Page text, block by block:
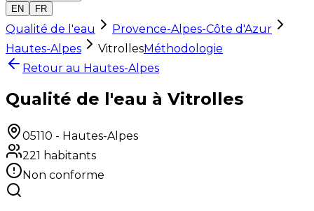
EN
FR
Qualité de l'eau
Provence-Alpes-Côte d'Azur
Hautes-Alpes
VitrollesMéthodologie
Retour au Hautes-Alpes
Qualité de l'eau à Vitrolles
05110 - Hautes-Alpes
221 habitants
Non conforme